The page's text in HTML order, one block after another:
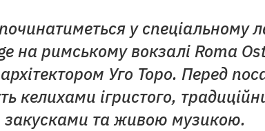
у спеціальному
на римському вокзалі Roma
Уго Торо. Перед
келихами ігристого,
закусками та живою музикою.